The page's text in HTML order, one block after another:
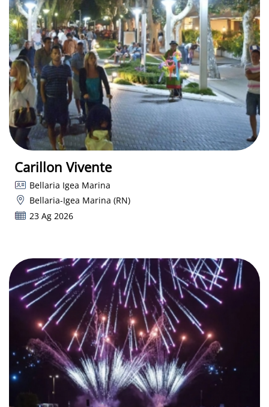
Carillon Vivente
Bellaria Igea Marina
Bellaria-Igea Marina (RN)
23 Ag 2026